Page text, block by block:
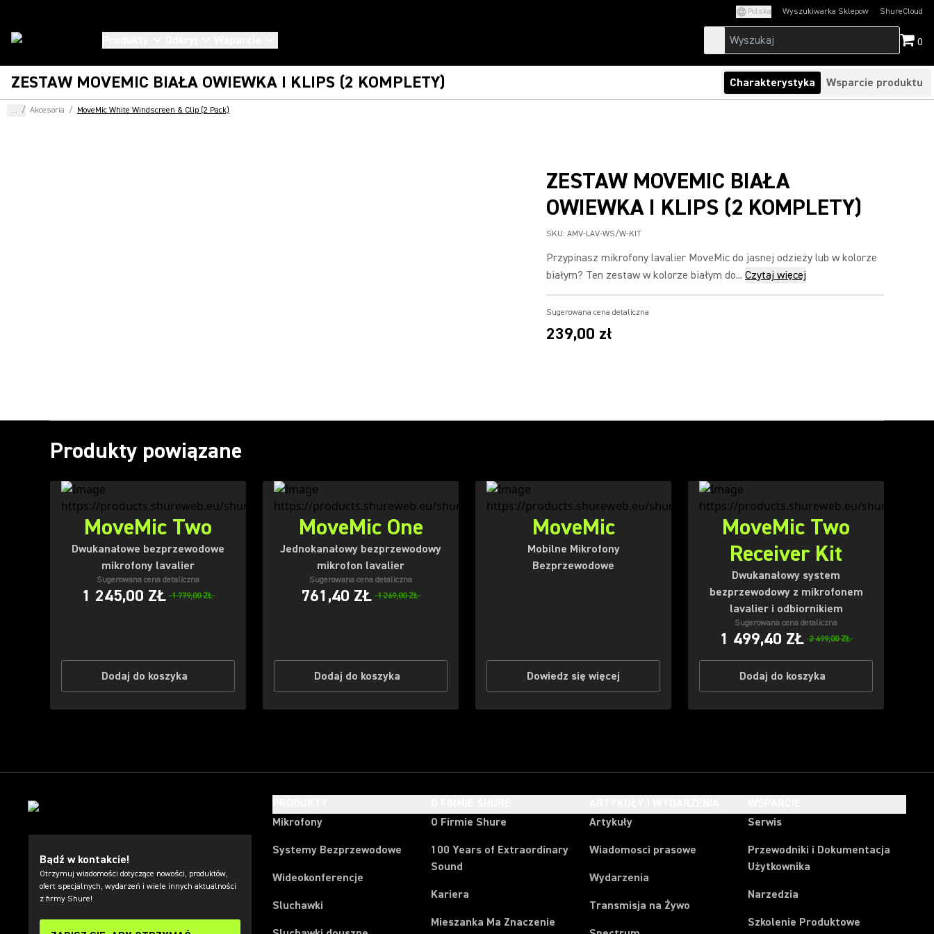
Polska Wyszukiwarka Sklepow ShureCloud
(Opens in a new
0
ZESTAW MOVEMIC BIAŁA OWIEWKA I KLIPS (2 KOMPLETY) Charakterystyka Wsparcie produktu
... / Akcesoria / MoveMic White Windscreen & Clip (2 Pack)
ZESTAW MOVEMIC BIAŁA
OWIEWKA I KLIPS (2 KOMPLETY)
SKU: AMV-LAV-WS/W-KIT
Przypinasz mikrofony lavalier MoveMic do jasnej odzieży lub w kolorze
białym? Ten zestaw w kolorze białym do... Czytaj więcej
Sugerowana cena detaliczna
239,00 zł
Produkty powiązane
MoveMic Two
Dwukanałowe bezprzewodowe
mikrofony lavalier
Sugerowana cena detaliczna
1 245,00 ZŁ 1 779,00 ZŁ
Dodaj do koszyka
MoveMic One
Jednokanałowy bezprzewodowy
mikrofon lavalier
Sugerowana cena detaliczna
761,40 ZŁ 1 269,00 ZŁ
Dodaj do koszyka
MoveMic
Mobilne Mikrofony
Bezprzewodowe
Dowiedz się więcej
MoveMic Two
Receiver Kit
Dwukanałowy system
bezprzewodowy z mikrofonem
lavalier i odbiornikiem
Sugerowana cena detaliczna
1 499,40 ZŁ 2 499,00 ZŁ
Dodaj do koszyka
Bądź w kontakcie!
Otrzymuj wiadomości dotyczące nowości, produktów,
ofert specjalnych, wydarzeń i wiele innych aktualności
z firmy Shure!
Mikrofony
Systemy Bezprzewodowe
Wideokonferencje
Sluchawki
O Firmie Shure
100 Years of Extraordinary
Sound
Kariera
Mieszanka Ma Znaczenie
Artykuły
Wiadomosci prasowe
Wydarzenia
Transmisja na Żywo
Serwis
Przewodniki i Dokumentacja
Użytkownika
Narzedzia
Szkolenie Produktowe